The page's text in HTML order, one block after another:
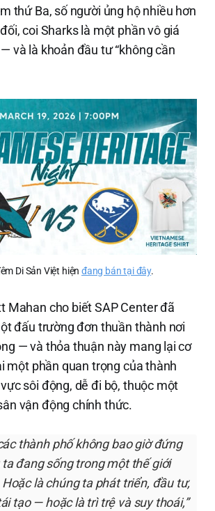
thứ Ba, số người ủng hộ nhiều hơn
coi Sharks là một phần vô giá
và là khoản đầu tư “không cần
Di Sản Việt hiện đang bán tại đây.
Mahan cho biết SAP Center đã
đấu trường đơn thuần thành nơi
— và thỏa thuận này mang lại cơ
một phần quan trọng của thành
sôi động, dễ đi bộ, thuộc một
vận động chính thức.
thành phố không bao giờ đứng
ta đang sống trong một thế giới
là chúng ta phát triển, đầu tư,
tạo — hoặc là trì trệ và suy thoái,”